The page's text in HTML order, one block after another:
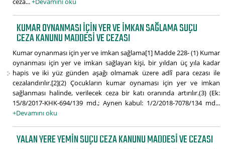
KUMAR OYNANMASI IÇIN YER VE IMKAN SAĞLAMA SUÇU
CEZA KANUNU MADDESI VE CEZASI
Kumar oynanması için yer ve imkan sağlama[1] Madde 228- (1) Kumar
oynanması için yer ve imkan sağlayan kişi, bir yıldan üç yıla kadar
hapis ve iki yüz günden aşağı olmamak üzere adlî para cezası ile
cezalandırılır.[2](2) Çocukların kumar oynaması için yer ve imkan
sağlanması halinde, verilecek ceza bir katı oranında artırılır.(3) (Ek:
15/8/2017-KHK-694/139 md.; Aynen kabul: 1/2/2018-7078/134 md...
+Devamını oku
YALAN YERE YEMIN SUÇU CEZA KANUNU MADDESI VE CEZASI